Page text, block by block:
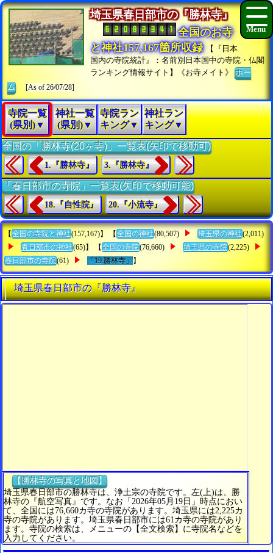
埼玉県春日部市の『勝林寺』
全国のお寺
と神社157,167箇所収録
【『日本
国内の寺院統計』：名前別日本国中の寺院・仏閣
ランキング情報サイト】《お寺メイト》ホー
ム
[As of 26/07/28]
寺院一覧
(県別)▼
神社一覧
(県別)▼
寺院ラン
キング▼
神社ラン
キング▼
全国の「勝林寺(20ヶ寺)」一覧表(矢印で移動可)
1.『勝林寺』 3.『勝林寺』
「春日部市の寺院」一覧表(矢印で移動可能)
18.『自性院』 20.『小流寺』
【 全国の寺院と神社(157,167)】 【 全国の神社(80,507) 埼玉県の神社(2,011)
春日部市の神社(65)】 【 全国の寺院(76,660) 埼玉県の寺院(2,225)
春日部市の寺院(61) 「19.勝林寺」 】
埼玉県春日部市の『勝林寺』
【勝林寺の写真と地図】
埼玉県春日部市の勝林寺は、浄土宗の寺院です。左(上)は、勝
林寺の『航空写真』です。なお「2026年05月19日」時点におい
て、全国には76,660カ寺の寺院があります。埼玉県には2,225カ
寺の寺院があります。埼玉県春日部市には61カ寺の寺院があり
ます。寺院の検索は、メニューの【全文検索】に寺院名などを
入力してください。